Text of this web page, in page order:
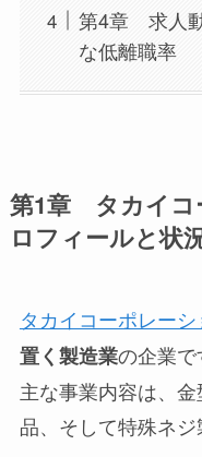
第4章 求人
な低離職率
第1章 タカイコ
ロフィールと状
タカイコーポレーシ
置く製造業の企業で
主な事業内容は、
品、そして特殊ネジ